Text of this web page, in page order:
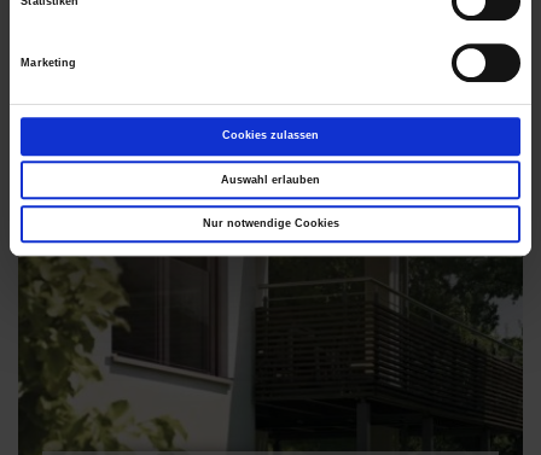
Marketing
Cookies zulassen
Auswahl erlauben
Nur notwendige Cookies